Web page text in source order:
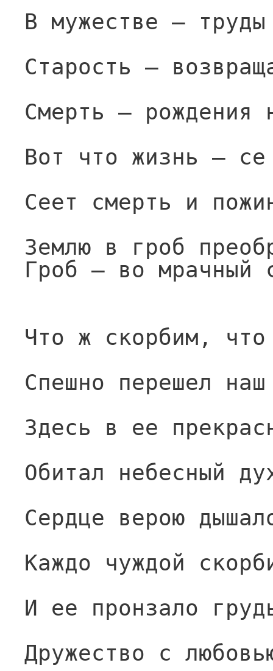
В мужестве —
Старость —
Смерть — рождения
Вот что жизнь —
Сеет смерть и
Землю в гроб
Гроб — во мрачный
Что ж скорбим,
Спешно перешел
Здесь в ее
Обитал небесный
Сердце верою
Каждо чуждой
И ее пронзало
Дружество с